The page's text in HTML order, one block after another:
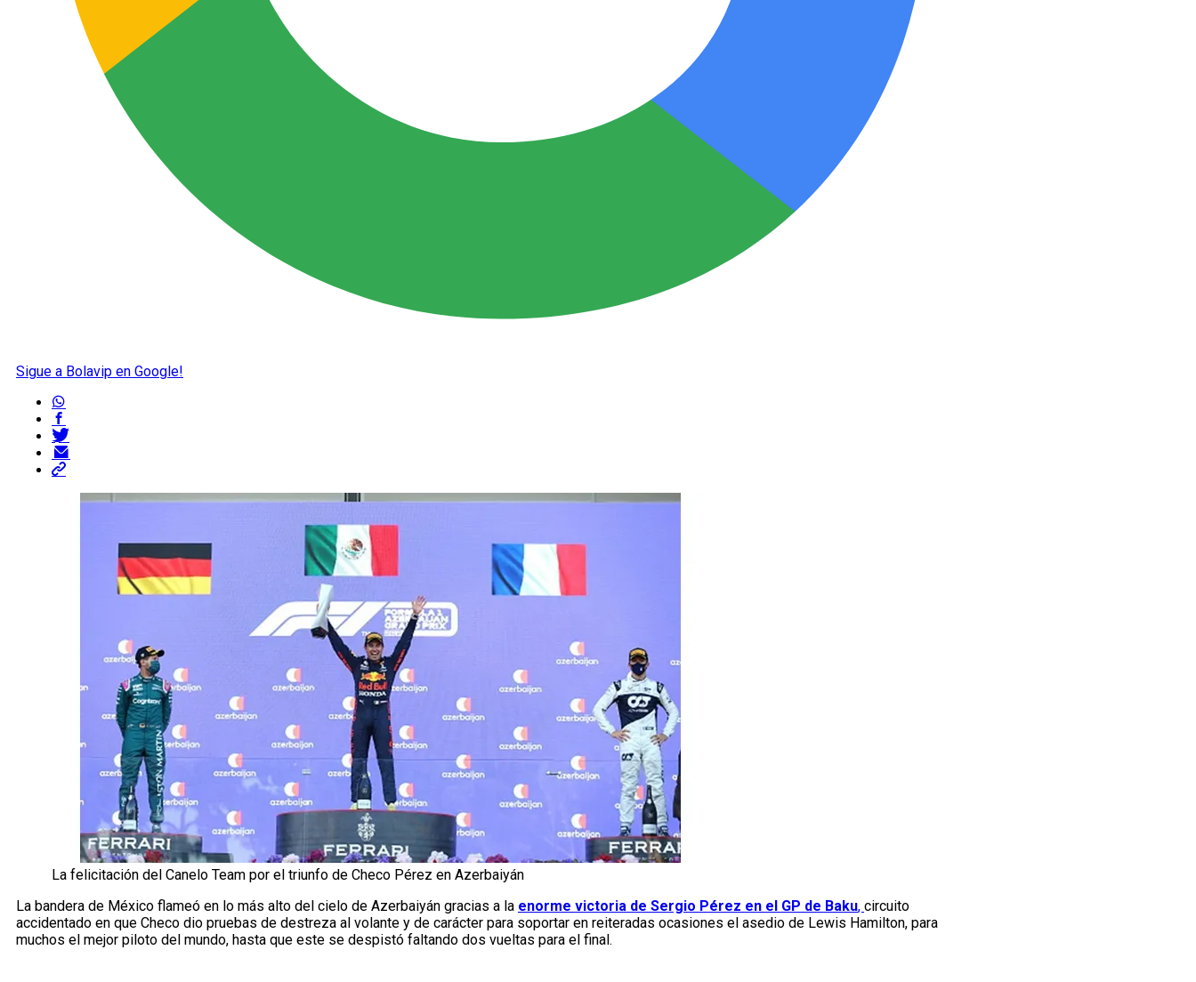
Sigue a Bolavip en Google!
La felicitación del Canelo Team por el triunfo de Checo Pérez en Azerbaiyán
La bandera de México flameó en lo más alto del cielo de Azerbaiyán gracias a la enorme victoria de Sergio Pérez en el GP de Baku, circuito
accidentado en que Checo dio pruebas de destreza al volante y de carácter para soportar en reiteradas ocasiones el asedio de Lewis Hamilton, para
muchos el mejor piloto del mundo, hasta que este se despistó faltando dos vueltas para el final.